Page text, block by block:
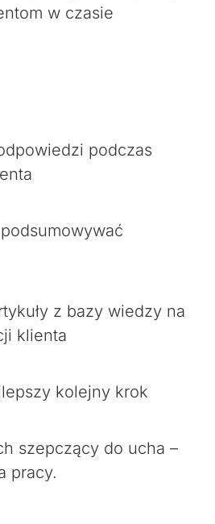
w czasie
podczas
z bazy wiedzy na
klienta
kolejny krok
szepczący do ucha –
pracy.